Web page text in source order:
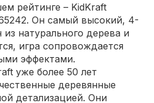
рейтинге – KidKraft
Он самый высокий, 4-
натурального дерева и
игра сопровождается
эффектами.
уже более 50 лет
деревянные
детализацией. Они